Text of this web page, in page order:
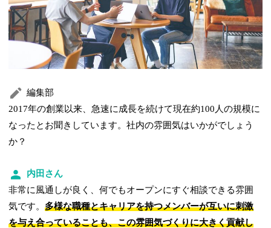
編集部
2017年の創業以来、急速に成長を続けて現在約100人の規模に
なったとお聞きしています。社内の雰囲気はいかがでしょう
か？
内田さん
非常に風通しが良く、何でもオープンにすぐ相談できる雰囲
気です。多様な職種とキャリアを持つメンバーが互いに刺激
を与え合っていることも、この雰囲気づくりに大きく貢献し